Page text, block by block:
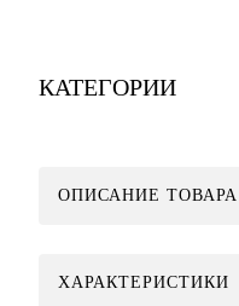
КАТЕГОРИИ
ОПИСАНИЕ ТОВАРА
ХАРАКТЕРИСТИКИ